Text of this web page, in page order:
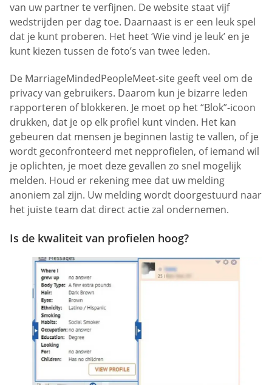
van uw partner te verfijnen. De website staat vijf
wedstrijden per dag toe. Daarnaast is er een leuk spel
dat je kunt proberen. Het heet ‘Wie vind je leuk’ en je
kunt kiezen tussen de foto’s van twee leden.
De MarriageMindedPeopleMeet-site geeft veel om de
privacy van gebruikers. Daarom kun je bizarre leden
rapporteren of blokkeren. Je moet op het “Blok”-icoon
drukken, dat je op elk profiel kunt vinden. Het kan
gebeuren dat mensen je beginnen lastig te vallen, of je
wordt geconfronteerd met nepprofielen, of iemand wil
je oplichten, je moet deze gevallen zo snel mogelijk
melden. Houd er rekening mee dat uw melding
anoniem zal zijn. Uw melding wordt doorgestuurd naar
het juiste team dat direct actie zal ondernemen.
Is de kwaliteit van profielen hoog?